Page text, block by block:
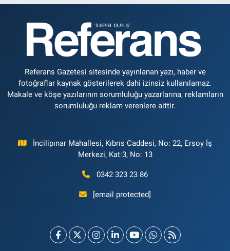
Referans Gazetesi sitesinde yayınlanan yazı, haber ve
fotoğraflar kaynak gösterilerek dahi izinsiz kullanılamaz.
Makale ve köşe yazılarının sorumluluğu yazarlarına, reklamların
sorumluluğu reklam verenlere aittir.
İncilipınar Mahallesi, Kıbrıs Caddesi, No: 22, Ersoy İş
Merkezi, Kat:3, No: 13
0342 323 23 86
[email protected]